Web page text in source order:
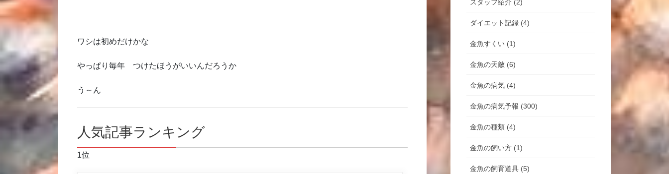
ワシは初めだけかな
やっぱり毎年 つけたほうがいいんだろうか
う～ん
人気記事ランキング
1位
スタッフ紹介 (2)
ダイエット記録 (4)
金魚すくい (1)
金魚の天敵 (6)
金魚の病気 (4)
金魚の病気予報 (300)
金魚の種類 (4)
金魚の飼い方 (1)
金魚の飼育道具 (5)